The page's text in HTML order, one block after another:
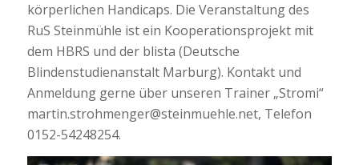
körperlichen Handicaps. Die Veranstaltung des
RuS Steinmühle ist ein Kooperationsprojekt mit
dem HBRS und der blista (Deutsche
Blindenstudienanstalt Marburg). Kontakt und
Anmeldung gerne über unseren Trainer „Stromi“
martin.strohmenger@steinmuehle.net, Telefon
0152-54248254.